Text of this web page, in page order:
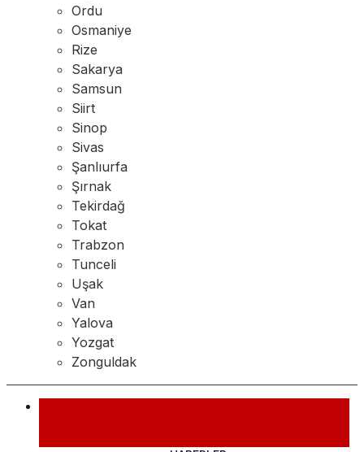
Ordu
Osmaniye
Rize
Sakarya
Samsun
Siirt
Sinop
Sivas
Şanlıurfa
Şırnak
Tekirdağ
Tokat
Trabzon
Tunceli
Uşak
Van
Yalova
Yozgat
Zonguldak